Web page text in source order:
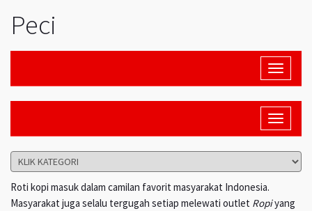
Peci
Toggle
Toggle
Roti kopi masuk dalam camilan favorit masyarakat Indonesia.
Masyarakat juga selalu tergugah setiap melewati outlet Ropiyang